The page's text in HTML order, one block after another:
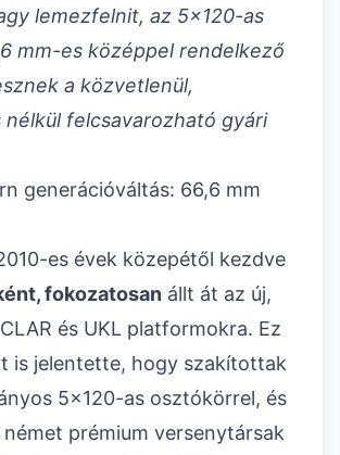
lemezfelnit, az 5x120-as
mm-es középpel rendelkező
a közvetlenül,
nélkül felcsavarozható gyári
generációváltás: 66,6 mm
es évek közepétől kezdve
fokozatosan állt át az új,
és UKL platformokra. Ez
is jelentette, hogy szakítottak
5x120-as osztókörrel, és
prémium versenytársak